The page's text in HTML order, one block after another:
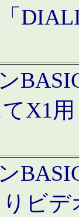
てX1
りビ